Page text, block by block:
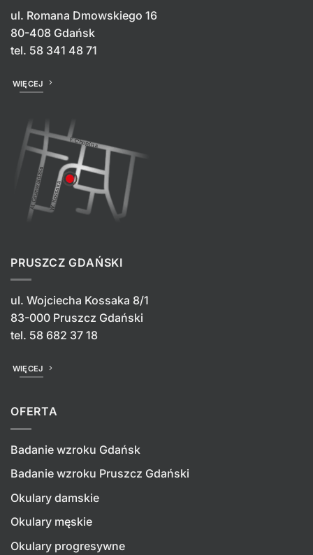
ul. Romana Dmowskiego 16
80-408 Gdańsk
tel. 58 341 48 71
WIĘCEJ
PRUSZCZ GDAŃSKI
ul. Wojciecha Kossaka 8/1
83-000 Pruszcz Gdański
tel. 58 682 37 18
WIĘCEJ
OFERTA
Badanie wzroku Gdańsk
Badanie wzroku Pruszcz Gdański
Okulary damskie
Okulary męskie
Okulary progresywne